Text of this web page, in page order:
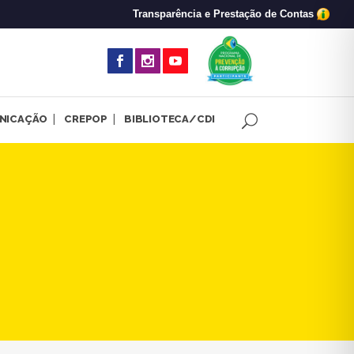
Transparência e Prestação de Contas
CREPOP BIBLIOTECA/CDI
e Fiscalização: